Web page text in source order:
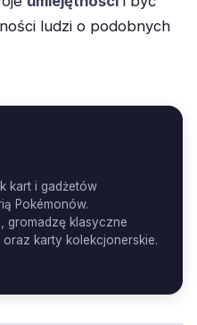
ludzi o podobnych
kart i gadżetów
Pokémonów.
gromadzę klasyczne
karty kolekcjonerskie.